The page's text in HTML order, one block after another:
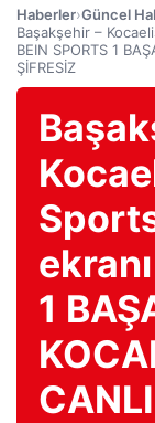
Haberler›Güncel
Başakşehir –
BEIN SPORTS 1
ŞİFRESİZ
1